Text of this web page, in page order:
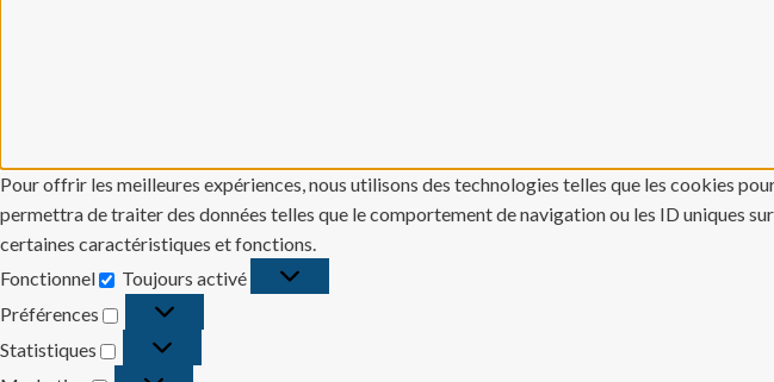
Pour offrir les meilleures expériences, nous utilisons des technologies telles que les cookies
permettra de traiter des données telles que le comportement de navigation ou les ID uniques
certaines caractéristiques et fonctions.
Fonctionnel
Fonctionnel
Toujours activé
Préférences
Préférences
Statistiques
Statistiques